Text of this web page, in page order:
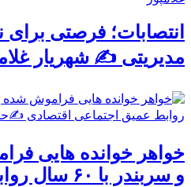
انتصابات؛ فرصتی
مدیریتی ✍ شهریار
خواهر خوانده هایی
و سربندر با